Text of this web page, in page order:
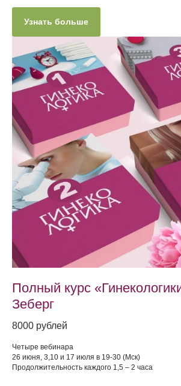
Узнать больше
Полный курс
Зеберг
8000 рублей
Четыре вебинара
26 июня, 3,10 и 17 июля в 19-30 (Мск)
Продолжительность каждого 1,5 – 2 часа